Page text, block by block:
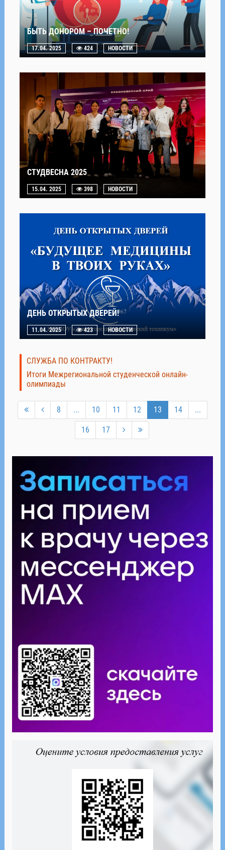
БЫТЬ ДОНОРОМ – ПОЧЕТНО!
17.04. 2025 424 НОВОСТИ
СТУДВЕСНА 2025
15.04. 2025 398 НОВОСТИ
ДЕНЬ ОТКРЫТЫХ ДВЕРЕЙ!
11.04. 2025 423 НОВОСТИ
СЛУЖБА ПО КОНТРАКТУ!
Итоги Межрегиональной студенческой онлайн-
олимпиады
8 ... 10 11 12 13 14 ...
16 17